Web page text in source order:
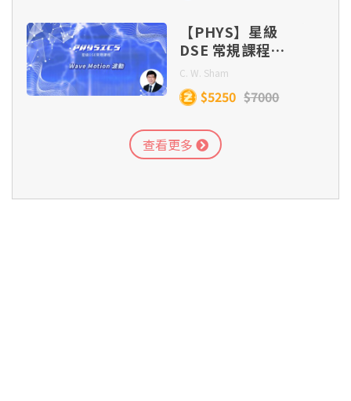
【PHYS】星級
DSE 常規課程
(Section C) –
Wave Motion
C. W. Sham
$5250 $7000
查看更多